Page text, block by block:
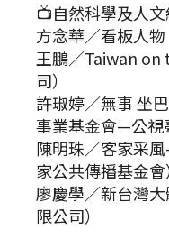
📺自然科學及人
方念華／看板人物
王鵬／Taiwan on
司）
許琡婷／無事 坐
事業基金會—公視
陳明珠／客家采
家公共傳播基金會
廖慶學／新台灣
限公司）